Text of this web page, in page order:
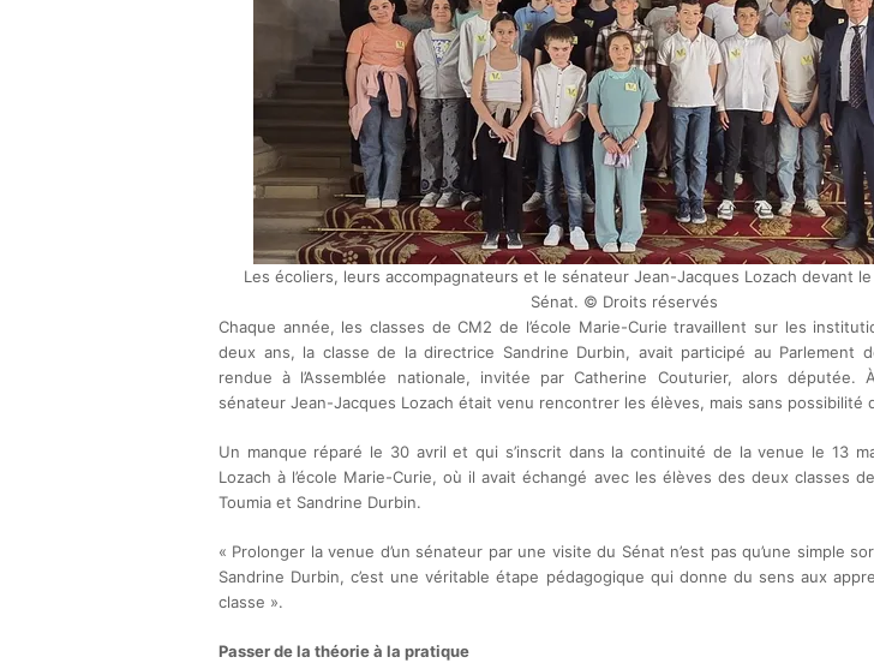
Les écoliers, leurs accompagnateurs et le sénateur Jean-Jacques Lozach devant
Sénat. © Droits réservés
Chaque année, les classes de CM2 de l’école Marie-Curie travaillent sur les
deux ans, la classe de la directrice Sandrine Durbin, avait participé au Parlement
rendue à l’Assemblée nationale, invitée par Catherine Couturier, alors députée.
sénateur Jean-Jacques Lozach était venu rencontrer les élèves, mais sans possibilité
Un manque réparé le 30 avril et qui s’inscrit dans la continuité de la venue le 13
Lozach à l’école Marie-Curie, où il avait échangé avec les élèves des deux classes
Toumia et Sandrine Durbin.
« Prolonger la venue d’un sénateur par une visite du Sénat n’est pas qu’une simple
Sandrine Durbin, c’est une véritable étape pédagogique qui donne du sens aux
classe ».
Passer de la théorie à la pratique